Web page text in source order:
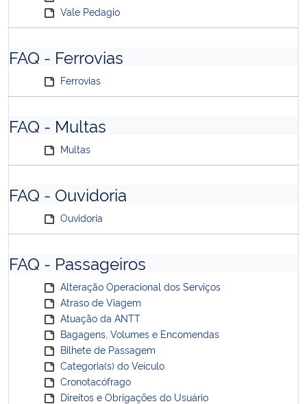
Vale Pedagio
FAQ - Ferrovias
Ferrovias
FAQ - Multas
Multas
FAQ - Ouvidoria
Ouvidoria
FAQ - Passageiros
Alteração Operacional dos Serviços
Atraso de Viagem
Atuação da ANTT
Bagagens, Volumes e Encomendas
Bilhete de Passagem
Categoria(s) do Veículo
Cronotacófrago
Direitos e Obrigações do Usuário